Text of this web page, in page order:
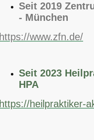
Seit 2019
- München
https://www.zfn.de/
Seit 2023
HPA
https://heilpraktiker-